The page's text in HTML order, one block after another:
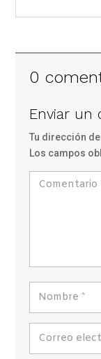
0
Enviar un
Tu dirección
Los campos